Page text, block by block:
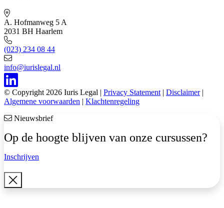
A. Hofmanweg 5 A
2031 BH Haarlem
(023) 234 08 44
info@iurislegal.nl
© Copyright 2026 Iuris Legal | Privacy Statement | Disclaimer|
Algemene voorwaarden | Klachtenregeling
Nieuwsbrief
Op de hoogte blijven van onze cursussen?
Inschrijven